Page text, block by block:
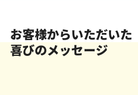
お客様からいただいた
喜びのメッセージ